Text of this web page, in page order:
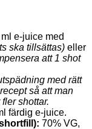
e-juice med
ska tillsättas) eller
att 1 shot
med rätt
så att man
shottar.
färdig e-juice.
70% VG,